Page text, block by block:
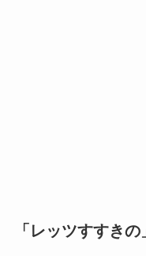
「レッツすすき